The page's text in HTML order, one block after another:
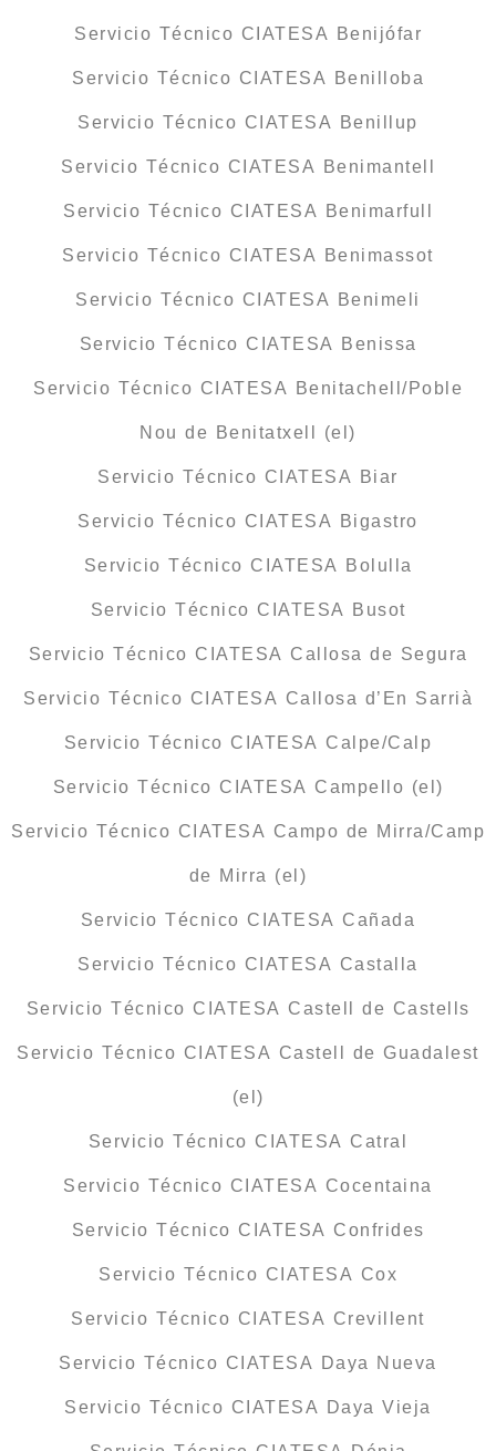
Servicio Técnico CIATESA Benijófar
Servicio Técnico CIATESA Benilloba
Servicio Técnico CIATESA Benillup
Servicio Técnico CIATESA Benimantell
Servicio Técnico CIATESA Benimarfull
Servicio Técnico CIATESA Benimassot
Servicio Técnico CIATESA Benimeli
Servicio Técnico CIATESA Benissa
Servicio Técnico CIATESA Benitachell/Poble
Nou de Benitatxell (el)
Servicio Técnico CIATESA Biar
Servicio Técnico CIATESA Bigastro
Servicio Técnico CIATESA Bolulla
Servicio Técnico CIATESA Busot
Servicio Técnico CIATESA Callosa de Segura
Servicio Técnico CIATESA Callosa d’En Sarrià
Servicio Técnico CIATESA Calpe/Calp
Servicio Técnico CIATESA Campello (el)
Servicio Técnico CIATESA Campo de Mirra/Camp
de Mirra (el)
Servicio Técnico CIATESA Cañada
Servicio Técnico CIATESA Castalla
Servicio Técnico CIATESA Castell de Castells
Servicio Técnico CIATESA Castell de Guadalest
(el)
Servicio Técnico CIATESA Catral
Servicio Técnico CIATESA Cocentaina
Servicio Técnico CIATESA Confrides
Servicio Técnico CIATESA Cox
Servicio Técnico CIATESA Crevillent
Servicio Técnico CIATESA Daya Nueva
Servicio Técnico CIATESA Daya Vieja